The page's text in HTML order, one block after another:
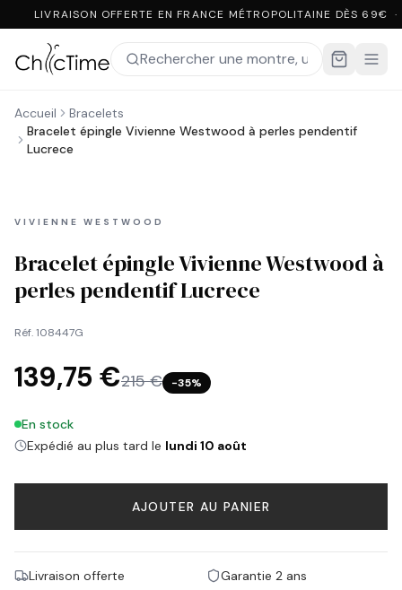
LIVRAISON OFFERTE EN FRANCE MÉTROPOLITAINE DÈS 69€
Accueil
Bracelets
Bracelet épingle Vivienne Westwood à perles pendentif
Lucrece
VIVIENNE WESTWOOD
Bracelet épingle Vivienne Westwood à
perles pendentif Lucrece
Réf.108447G
139,75 €215 € −35%
En stock
Expédié au plus tard le lundi 10 août
AJOUTER AU PANIER
Livraison offerte
Garantie 2 ans